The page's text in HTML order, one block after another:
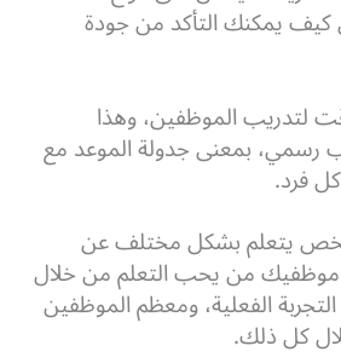
كيف يمكنك التأكد من جودة
الموظفين، وهذا
رسمي، بمعنى جدولة الموعد مع
فرد.
يتعلم بشكل مختلف عن
موظفيك من يحب التعلم من خلال
التجربة الفعلية، ومعظم الموظفين
كل ذلك.